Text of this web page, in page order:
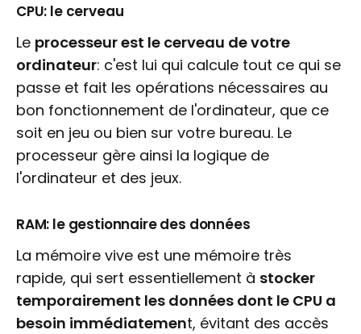
CPU: le cerveau
Le processeur est le cerveau de votre
ordinateur: c'est lui qui calcule tout ce qui se
passe et fait les opérations nécessaires au
bon fonctionnement de l'ordinateur, que ce
soit en jeu ou bien sur votre bureau. Le
processeur gère ainsi la logique de
l'ordinateur et des jeux.
RAM: le gestionnaire des données
La mémoire vive est une mémoire très
rapide, qui sert essentiellement à stocker
temporairement les données dont le CPU a
besoin immédiatement, évitant des accès